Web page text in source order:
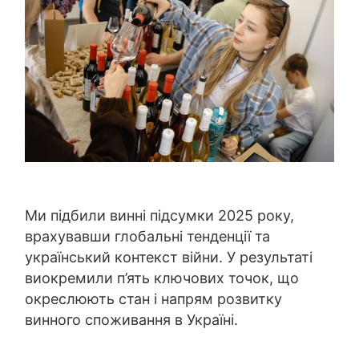
Ми підбили винні підсумки 2025 року,
врахувавши глобальні тенденції та
український контекст війни. У результаті
виокремили п’ять ключових точок, що
окреслюють стан і напрям розвитку
винного споживання в Україні.